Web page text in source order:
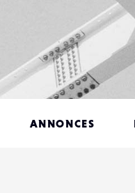
ANNONCES